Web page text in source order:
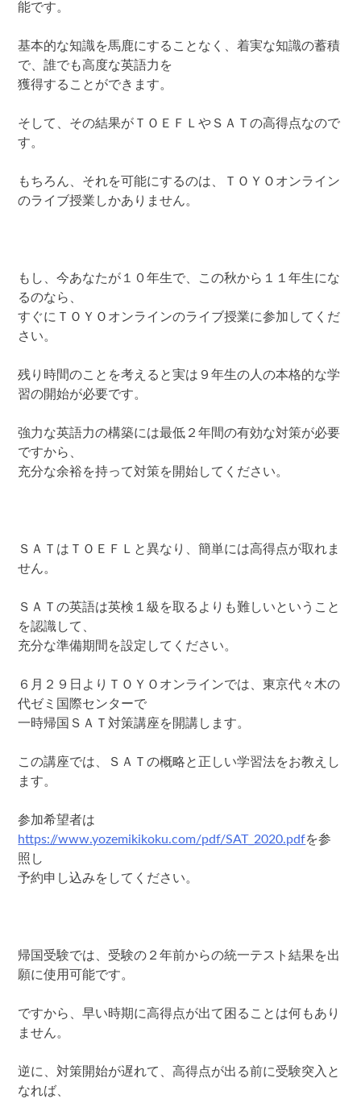
能です。
基本的な知識を馬鹿にすることなく、着実な知識の蓄積
で、誰でも高度な英語力を
獲得することができます。
そして、その結果がＴＯＥＦＬやＳＡＴの高得点なので
す。
もちろん、それを可能にするのは、ＴＯＹＯオンライン
のライブ授業しかありません。
もし、今あなたが１０年生で、この秋から１１年生にな
るのなら、
すぐにＴＯＹＯオンラインのライブ授業に参加してくだ
さい。
残り時間のことを考えると実は９年生の人の本格的な学
習の開始が必要です。
強力な英語力の構築には最低２年間の有効な対策が必要
ですから、
充分な余裕を持って対策を開始してください。
ＳＡＴはＴＯＥＦＬと異なり、簡単には高得点が取れま
せん。
ＳＡＴの英語は英検１級を取るよりも難しいということ
を認識して、
充分な準備期間を設定してください。
６月２９日よりＴＯＹＯオンラインでは、東京代々木の
代ゼミ国際センターで
一時帰国ＳＡＴ対策講座を開講します。
この講座では、ＳＡＴの概略と正しい学習法をお教えし
ます。
参加希望者は
https://www.yozemikikoku.com/pdf/SAT_2020.pdfを参
照し
予約申し込みをしてください。
帰国受験では、受験の２年前からの統一テスト結果を出
願に使用可能です。
ですから、早い時期に高得点が出て困ることは何もあり
ません。
逆に、対策開始が遅れて、高得点が出る前に受験突入と
なれば、